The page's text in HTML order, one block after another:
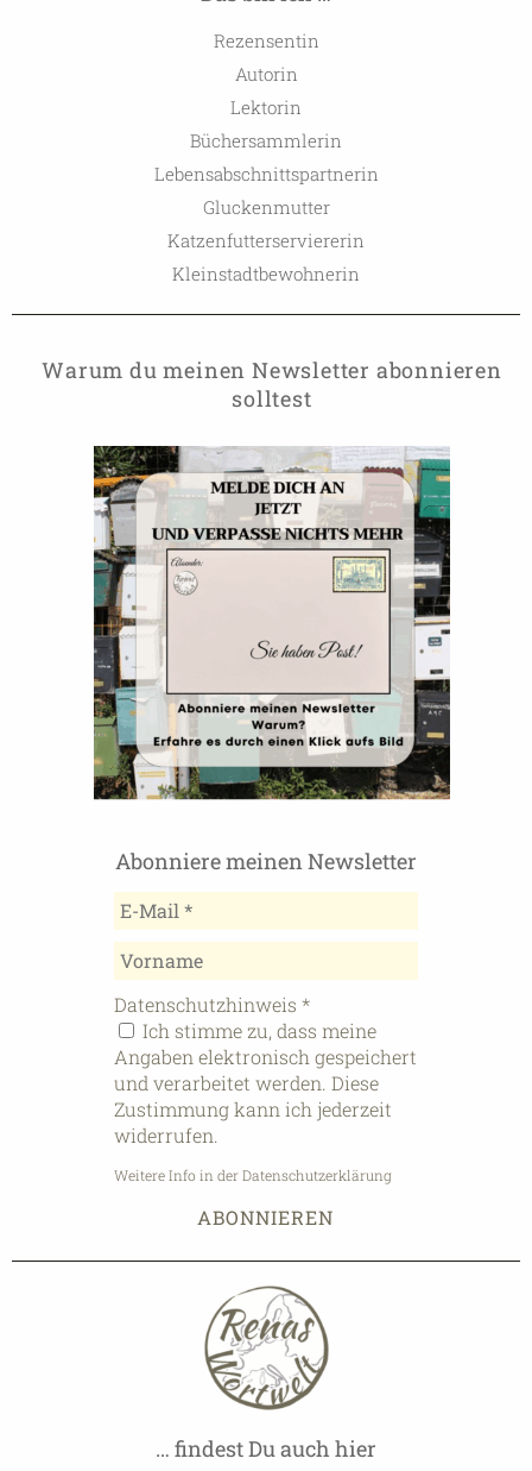
Rezensentin
Autorin
Lektorin
Büchersammlerin
Lebensabschnittspartnerin
Gluckenmutter
Katzenfutterserviererin
Kleinstadtbewohnerin
Warum du meinen Newsletter abonnieren
solltest
Abonniere meinen Newsletter
Datenschutzhinweis *
Ich stimme zu, dass meine
Angaben elektronisch gespeichert
und verarbeitet werden. Diese
Zustimmung kann ich jederzeit
widerrufen.
Weitere Info in der Datenschutzerklärung
… findest Du auch hier